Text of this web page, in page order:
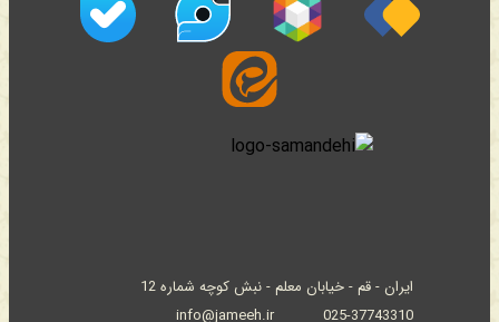
ایران - قم - خیابان معلم - نبش کوچه شماره 12
025-37743310
info@jameeh.ir